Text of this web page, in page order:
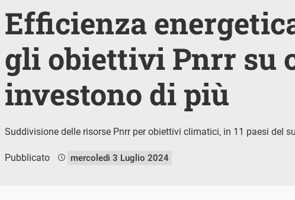
Efficienza
gli obiettivi Pnrr su
investono di più
Suddivisione delle risorse Pnrr per obiettivi climatici, in 11 paesi del
Pubblicato mercoledì 3 Luglio 2024